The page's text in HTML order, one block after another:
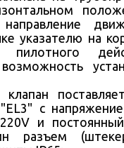
указателю на
с
и
разъем